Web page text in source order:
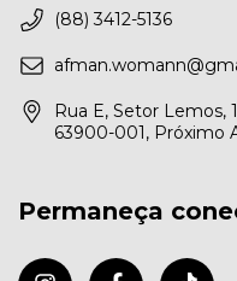
(88) 3412-5136
Rua E, Setor Lemos,
63900-001, Próximo
Permaneça